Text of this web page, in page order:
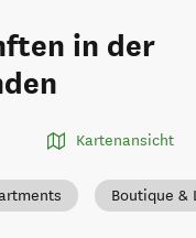
in der
Kartenansicht
Boutique &